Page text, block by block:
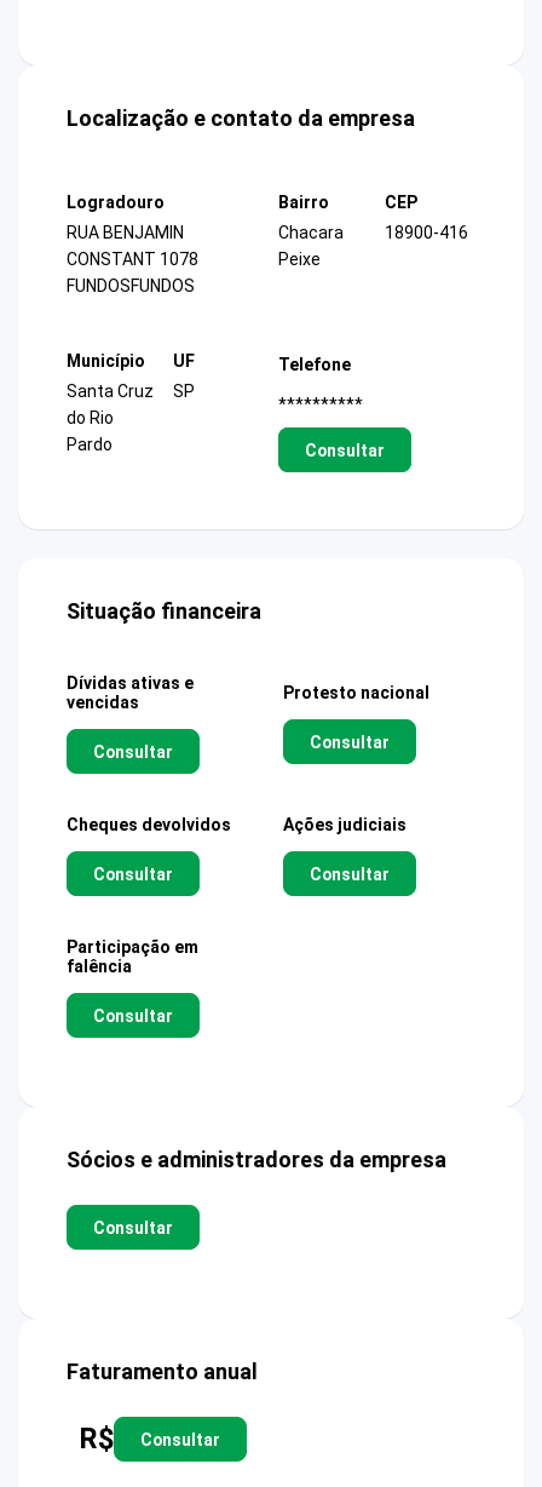
Localização e contato da empresa
Logradouro
RUA BENJAMIN
CONSTANT 1078
FUNDOSFUNDOS
Bairro
Chacara
Peixe
CEP
18900-416
Município
Santa Cruz
do Rio
Pardo
UF
SP
Telefone
**********
Consultar
Situação financeira
Dívidas ativas e
vencidas
Consultar
Protesto nacional
Consultar
Cheques devolvidos
Consultar
Ações judiciais
Consultar
Participação em
falência
Consultar
Sócios e administradores da empresa
Consultar
Faturamento anual
R$ Consultar